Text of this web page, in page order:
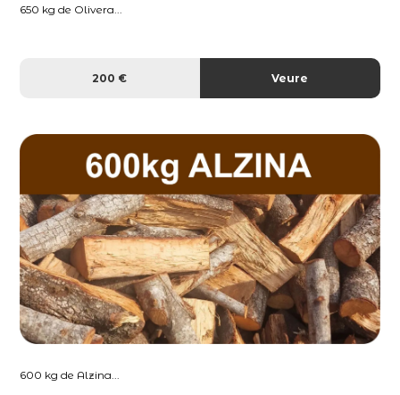
650 kg de Olivera...
200 € Veure
600 kg de Alzina...